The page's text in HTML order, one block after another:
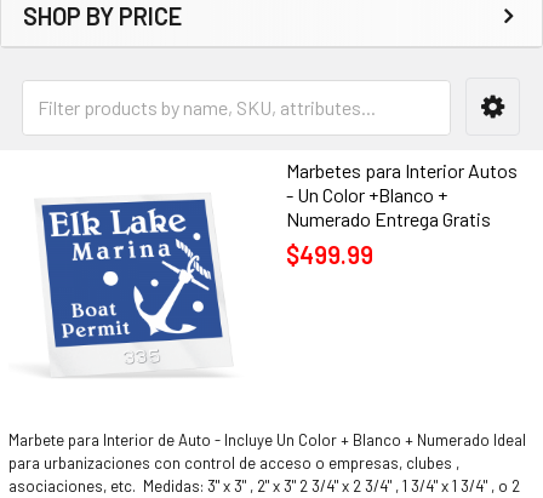
Sidebar
SHOP BY PRICE
Marbetes para Interior Autos
- Un Color +Blanco +
Numerado Entrega Gratis
$499.99
Marbete para Interior de Auto - Incluye Un Color + Blanco + Numerado Ideal
para urbanizaciones con control de acceso o empresas, clubes ,
asociaciones, etc. Medidas: 3" x 3" , 2" x 3" 2 3/4" x 2 3/4" , 1 3/4" x 1 3/4" , o 2